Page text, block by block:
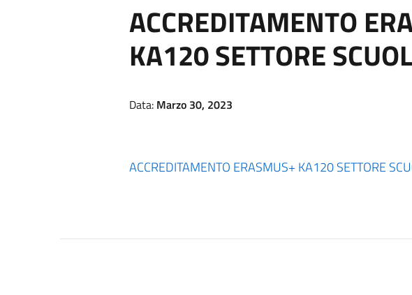
ACCREDITAMENTO
KA120 SETTORE
Data: Marzo 30, 2023
ACCREDITAMENTO ERASMUS+ KA120 SETTORE